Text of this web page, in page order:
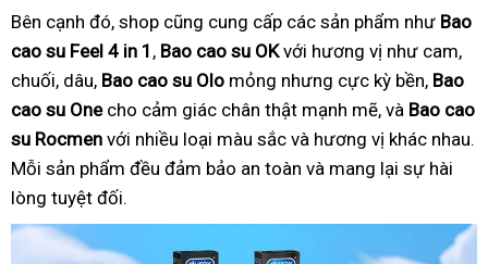
Bên cạnh đó, shop cũng cung cấp các sản phẩm như Bao
cao su Feel 4 in 1 , Bao cao su OKvới hương vị như cam,
chuối, dâu, Bao cao su Olo mỏng nhưng cực kỳ bền, Bao
cao su Onecho cảm giác chân thật mạnh mẽ, và Bao cao
su Rocmen với nhiều loại màu sắc và hương vị khác nhau.
Mỗi sản phẩm đều đảm bảo an toàn và mang lại sự hài
lòng tuyệt đối.